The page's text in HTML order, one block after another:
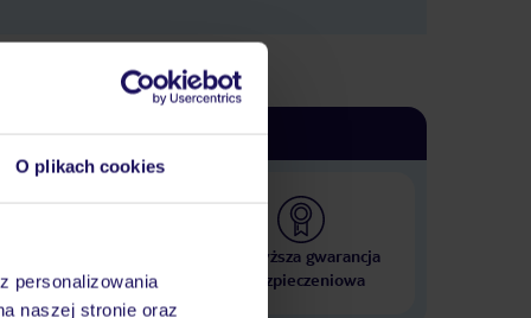
O plikach cookies
personalizowania
naszej stronie oraz
krajach
Najwyższa gwarancja
ubezpieczeniowa